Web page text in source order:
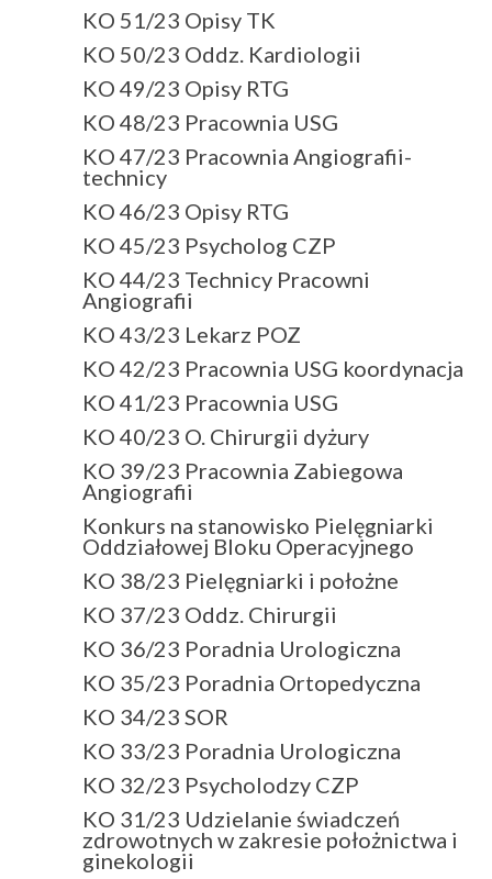
KO 51/23 Opisy TK
KO 50/23 Oddz. Kardiologii
KO 49/23 Opisy RTG
KO 48/23 Pracownia USG
KO 47/23 Pracownia Angiografii-
technicy
KO 46/23 Opisy RTG
KO 45/23 Psycholog CZP
KO 44/23 Technicy Pracowni
Angiografii
KO 43/23 Lekarz POZ
KO 42/23 Pracownia USG koordynacja
KO 41/23 Pracownia USG
KO 40/23 O. Chirurgii dyżury
KO 39/23 Pracownia Zabiegowa
Angiografii
Konkurs na stanowisko Pielęgniarki
Oddziałowej Bloku Operacyjnego
KO 38/23 Pielęgniarki i położne
KO 37/23 Oddz. Chirurgii
KO 36/23 Poradnia Urologiczna
KO 35/23 Poradnia Ortopedyczna
KO 34/23 SOR
KO 33/23 Poradnia Urologiczna
KO 32/23 Psycholodzy CZP
KO 31/23 Udzielanie świadczeń
zdrowotnych w zakresie położnictwa i
ginekologii